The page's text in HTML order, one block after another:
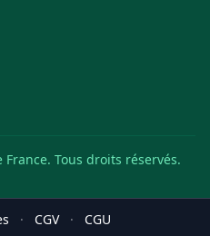
Tous droits réservés.
· CGV · CGU